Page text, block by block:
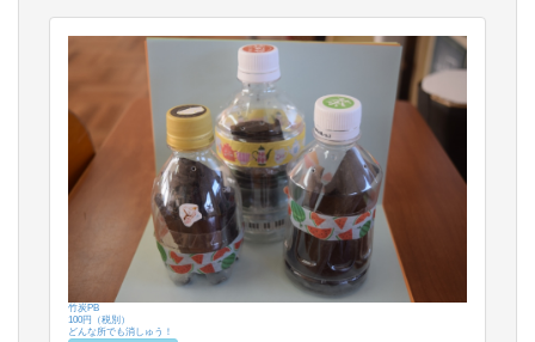
竹炭PB
100円（税別）
どんな所でも消しゅう！